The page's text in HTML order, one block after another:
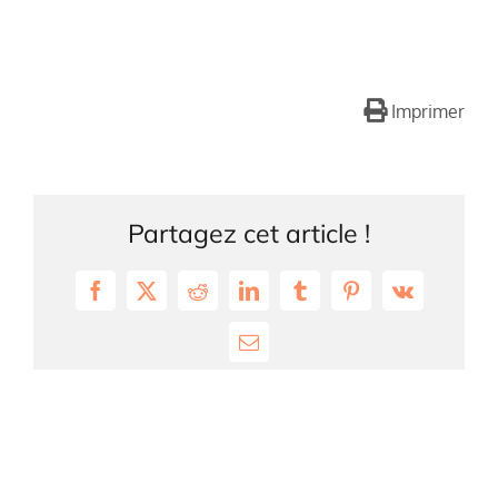
Imprimer
Partagez cet article !
Facebook
X RedditLinkedInTumblrPinterest
Vk
Email